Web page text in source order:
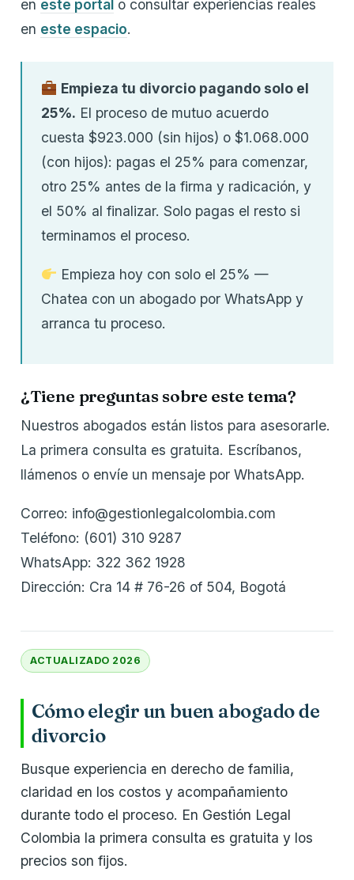
en este portal o consultar experiencias reales
en este espacio.
Empieza tu divorcio pagando solo el
25%. El proceso de mutuo acuerdo
cuesta $923.000 (sin hijos) o $1.068.000
(con hijos): pagas el 25% para comenzar,
otro 25% antes de la firma y radicación, y
el 50% al finalizar. Solo pagas el resto si
terminamos el proceso.
Empieza hoy con solo el 25% —
Chatea con un abogado por WhatsApp y
arranca tu proceso.
¿Tiene preguntas sobre este tema?
Nuestros abogados están listos para asesorarle.
La primera consulta es gratuita. Escríbanos,
llámenos o envíe un mensaje por WhatsApp.
Correo: info@gestionlegalcolombia.com
Teléfono: (601) 310 9287
WhatsApp: 322 362 1928
Dirección: Cra 14 # 76-26 of 504, Bogotá
ACTUALIZADO 2026
Cómo elegir un buen abogado de
divorcio
Busque experiencia en derecho de familia,
claridad en los costos y acompañamiento
durante todo el proceso. En Gestión Legal
Colombia la primera consulta es gratuita y los
precios son fijos.